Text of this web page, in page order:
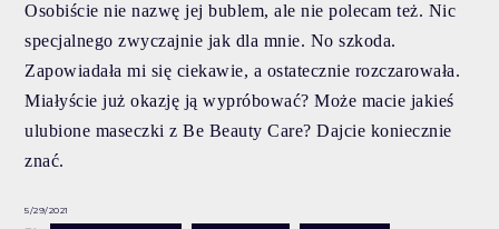
Osobiście nie nazwę jej bublem, ale nie polecam też. Nic
specjalnego zwyczajnie jak dla mnie. No szkoda.
Zapowiadała mi się ciekawie, a ostatecznie rozczarowała.
Miałyście już okazję ją wypróbować? Może macie jakieś
ulubione maseczki z Be Beauty Care? Dajcie koniecznie
znać.
5/29/2021